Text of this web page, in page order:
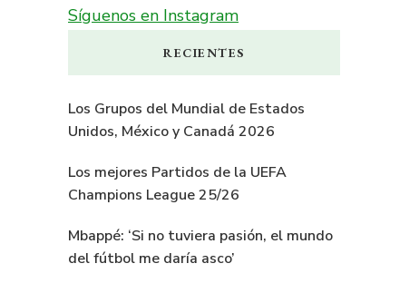
Síguenos en Instagram
RECIENTES
Los Grupos del Mundial de Estados
Unidos, México y Canadá 2026
Los mejores Partidos de la UEFA
Champions League 25/26
Mbappé: ‘Si no tuviera pasión, el mundo
del fútbol me daría asco’